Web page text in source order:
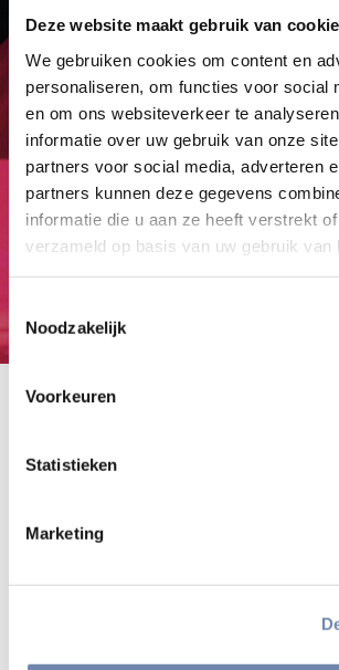
Deze website maakt gebruik van
We gebruiken cookies om content en
personaliseren, om functies voor social
en om ons websiteverkeer te
informatie over uw gebruik van onze
partners voor social media, adverteren
partners kunnen deze gegevens
informatie die u aan ze heeft verstrekt
verzameld op basis van uw gebruik van
Noodzakelijk
Voorkeuren
Statistieken
Marketing
Recent nieuws over de
Bekijk alle nieuwsberichten